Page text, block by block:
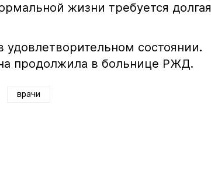
жизни требуется долгая
состоянии.
продолжила в больнице РЖД.
врачи